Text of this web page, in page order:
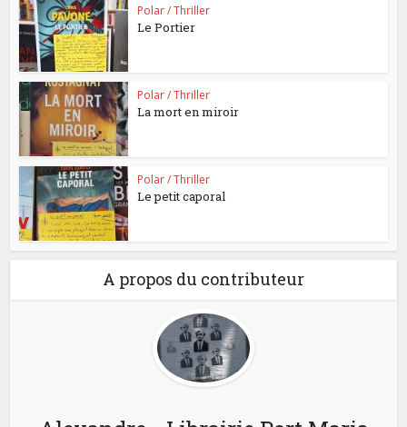
Polar / Thriller
Le Portier
Polar / Thriller
La mort en miroir
Polar / Thriller
Le petit caporal
A propos du contributeur